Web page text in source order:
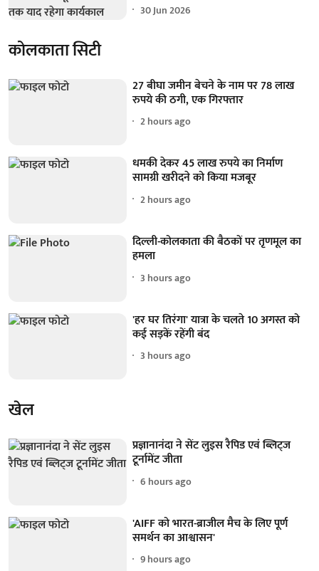
30 Jun 2026
कोलकाता सिटी
27 बीघा जमीन बेचने के नाम पर 78 लाख
रुपये की ठगी, एक गिरफ्तार
2 hours ago
धमकी देकर 45 लाख रुपये का निर्माण
सामग्री खरीदने को किया मजबूर
2 hours ago
दिल्ली-कोलकाता की बैठकों पर तृणमूल का
हमला
3 hours ago
'हर घर तिरंगा' यात्रा के चलते 10 अगस्त को
कई सड़कें रहेंगी बंद
3 hours ago
खेल
प्रज्ञानानंदा ने सेंट लुइस रैपिड एवं ब्लिट्ज
टूर्नामेंट जीता
6 hours ago
'AIFF को भारत-ब्राजील मैच के लिए पूर्ण
समर्थन का आश्वासन'
9 hours ago